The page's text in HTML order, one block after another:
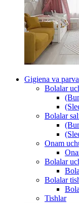
Gigiena va
Bolalar
Bolalar
Onam
Bolalar
Bolalar
Tishlar